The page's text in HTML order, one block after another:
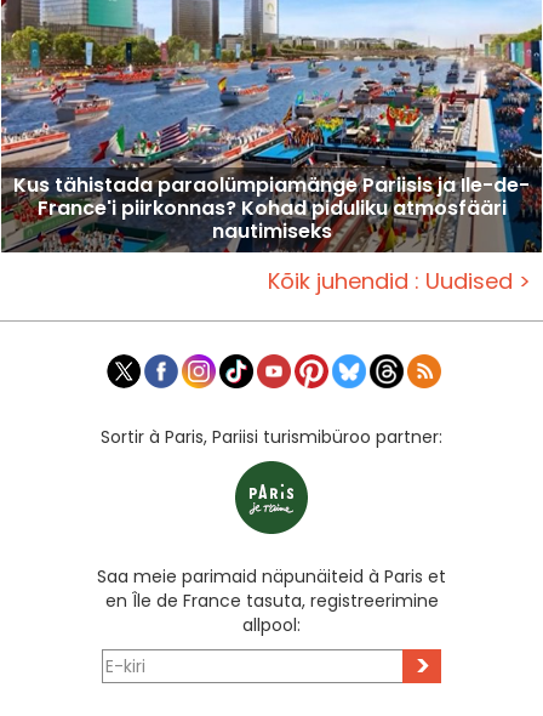
Kus tähistada paraolümpiamänge Pariisis ja Ile-de-
France'i piirkonnas? Kohad piduliku atmosfääri
nautimiseks
Kõik juhendid : Uudised >
Sortir à Paris, Pariisi turismibüroo partner:
Saa meie parimaid näpunäiteid à Paris et
en Île de France tasuta, registreerimine
allpool:
>